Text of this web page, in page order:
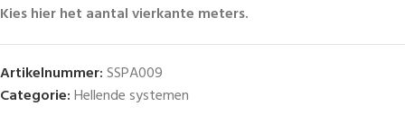
Kies hier het aantal vierkante meters.
Artikelnummer:SSPA009
Categorie:Hellende systemen